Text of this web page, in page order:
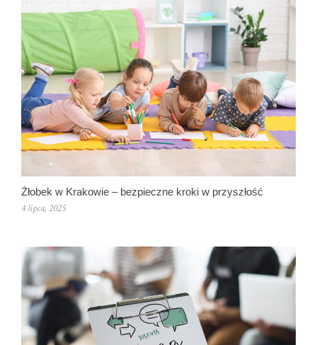
Żłobek w Krakowie – bezpieczne kroki w przyszłość
4 lipca, 2025